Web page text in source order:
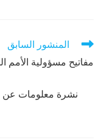
قراءة
من
المنشور السابق
مفاتيح مسؤولية الأمم
نشرة معلومات عن